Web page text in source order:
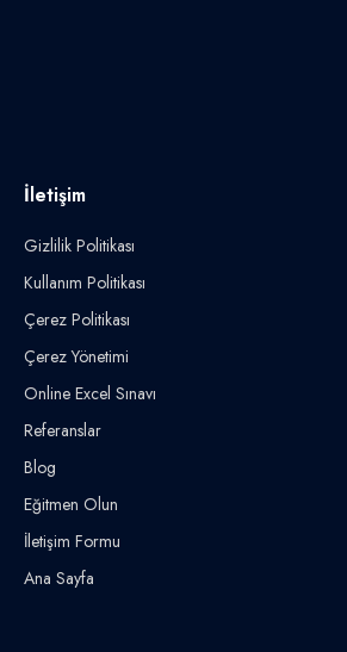
İletişim
Gizlilik Politikası
Kullanım Politikası
Çerez Politikası
Çerez Yönetimi
Online Excel Sınavı
Referanslar
Blog
Eğitmen Olun
İletişim Formu
Ana Sayfa